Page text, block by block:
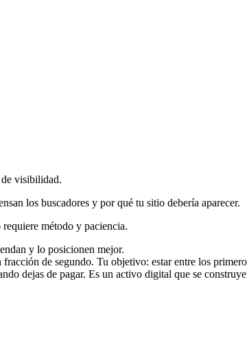
visibilidad.
los buscadores y por qué tu sitio debería aparecer.
método y paciencia.
y lo posicionen mejor.
de segundo. Tu objetivo: estar entre los
dejas de pagar. Es un activo digital que se